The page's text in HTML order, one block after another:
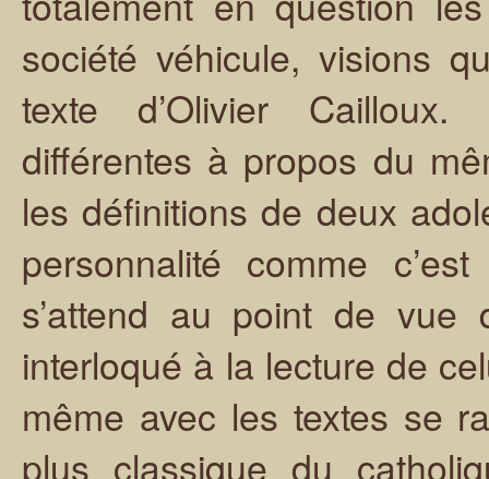
société véhicule, visions
texte d’Olivier
différentes à propos du
les définitions de deux
personnalité comme
s’attend au point de
interloqué à la lecture de
même avec les textes se
plus classique du